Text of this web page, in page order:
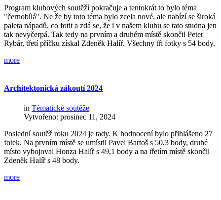
Program klubových soutěží pokračuje a tentokrát to bylo téma
"černobílá". Ne že by toto téma bylo zcela nové, ale nabízí se široká
paleta nápadů, co fotit a zdá se, že i v našem klubu se tato studna jen
tak nevyčerpá. Tak tedy na prvním a druhém místě skončil Peter
Rybár, třetí příčku získal Zdeněk Halíř. Všechny tři fotky s 54 body.
more
Architektonická zákoutí 2024
in Tématické soutěže
Vytvořeno: prosinec 11, 2024
Poslední soutěž roku 2024 je tady. K hodnocení bylo přihlášeno 27
fotek. Na prvním místě se umístil Pavel Bartoš s 50,3 body, druhé
místo vybojoval Honza Halíř s 49,1 body a na třetím místě skončil
Zdeněk Halíř s 48 body.
more